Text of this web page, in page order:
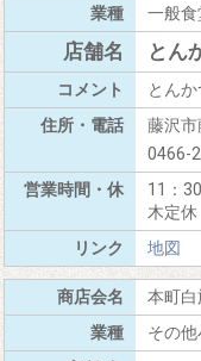
一般
とん
とん
藤沢
0466-
11：
木定休
地図
本町白
その